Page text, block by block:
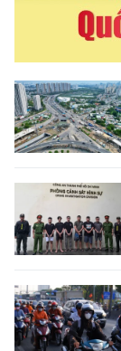
Media Du
Media Thể
Media Giáo
Media Khoa
Media Môi
Ảnh
Infographic